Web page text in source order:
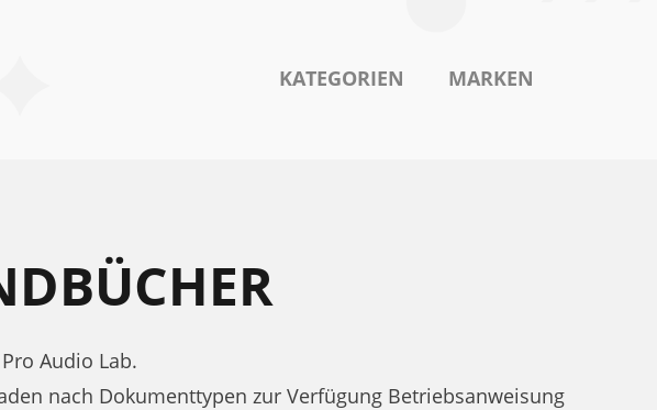
KATEGORIEN MARKEN
Audio Lab.
nach Dokumenttypen zur Verfügung Betriebsanweisung